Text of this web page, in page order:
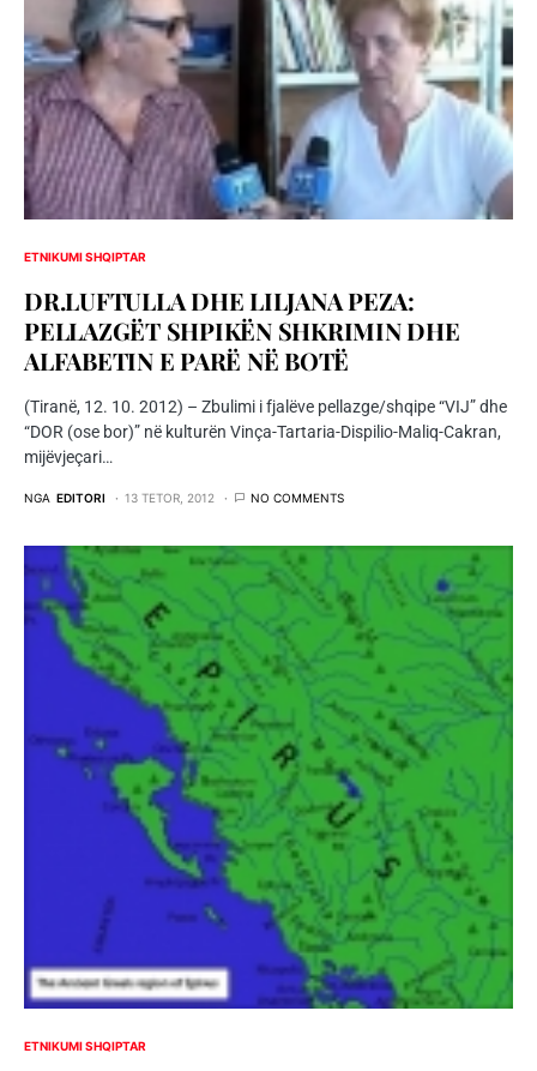
ETNIKUMI SHQIPTAR
DR.LUFTULLA DHE LILJANA PEZA:
PELLAZGËT SHPIKËN SHKRIMIN DHE
ALFABETIN E PARË NË BOTË
(Tiranë, 12. 10. 2012) – Zbulimi i fjalëve pellazge/shqipe “VIJ” dhe
“DOR (ose bor)” në kulturën Vinça-Tartaria-Dispilio-Maliq-Cakran,
mijëvjeçari…
NGA EDITORI 13 TETOR, 2012 NO COMMENTS
ETNIKUMI SHQIPTAR